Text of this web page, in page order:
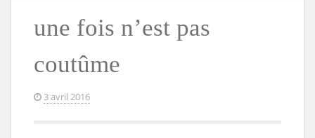
une fois n’est pas
coutûme
3 avril 2016